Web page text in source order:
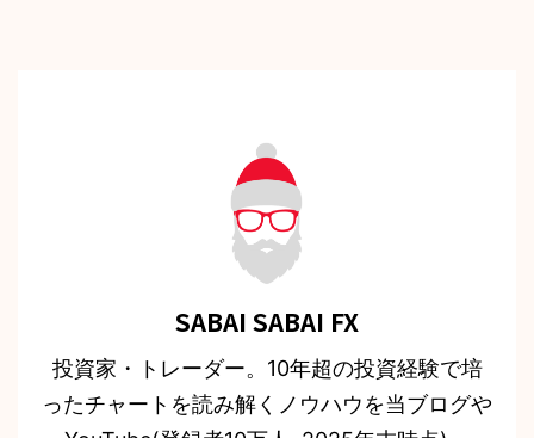
SABAI SABAI FX
投資家・トレーダー。10年超の投資経験で培
ったチャートを読み解くノウハウを当ブログや